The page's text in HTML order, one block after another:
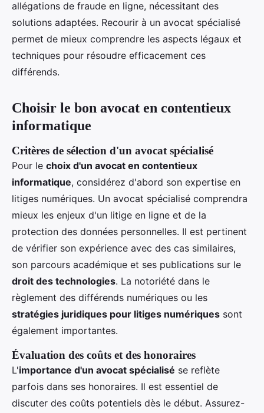
allégations de fraude en ligne, nécessitant des
solutions adaptées. Recourir à un avocat spécialisé
permet de mieux comprendre les aspects légaux et
techniques pour résoudre efficacement ces
différends.
Choisir le bon avocat en contentieux
informatique
Critères de sélection d'un avocat spécialisé
Pour le choix d'un avocat en contentieux
informatique, considérez d'abord son expertise en
litiges numériques. Un avocat spécialisé comprendra
mieux les enjeux d'un litige en ligne et de la
protection des données personnelles. Il est pertinent
de vérifier son expérience avec des cas similaires,
son parcours académique et ses publications sur le
droit des technologies. La notoriété dans le
règlement des différends numériques ou les
stratégies juridiques pour litiges numériques sont
également importantes.
Évaluation des coûts et des honoraires
L'importance d'un avocat spécialisé se reflète
parfois dans ses honoraires. Il est essentiel de
discuter des coûts potentiels dès le début. Assurez-